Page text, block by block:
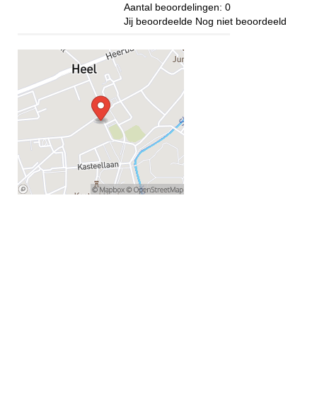
Aantal beoordelingen: 0
Jij beoordeelde Nog niet beoordeeld